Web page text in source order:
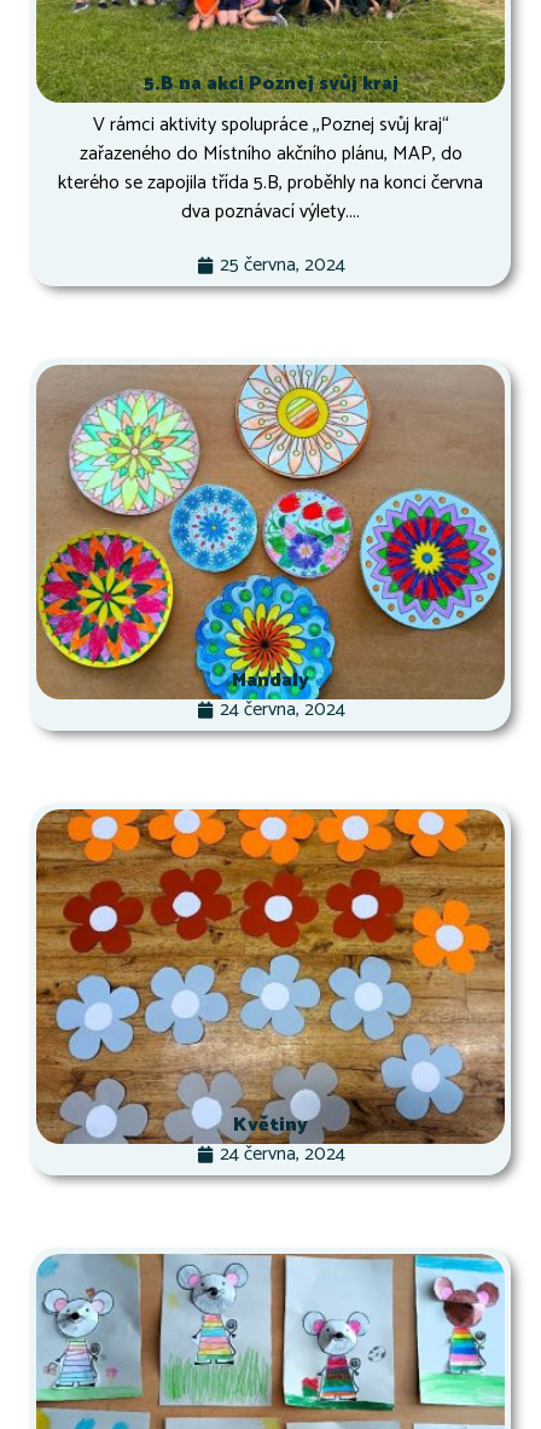
5.B na akci Poznej svůj kraj
V rámci aktivity spolupráce ,,Poznej svůj kraj“
zařazeného do Místního akčního plánu, MAP, do
kterého se zapojila třída 5.B, proběhly na konci června
dva poznávací výlety....
25 června, 2024
Mandaly
24 června, 2024
Květiny
24 června, 2024